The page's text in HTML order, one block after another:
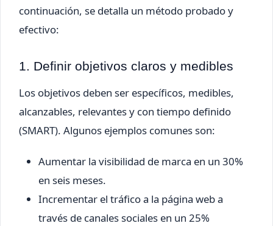
continuación, se detalla un método probado y
efectivo:
1. Definir objetivos claros y medibles
Los objetivos deben ser específicos, medibles,
alcanzables, relevantes y con tiempo definido
(SMART). Algunos ejemplos comunes son:
Aumentar la visibilidad de marca en un 30%
en seis meses.
Incrementar el tráfico a la página web a
través de canales sociales en un 25%